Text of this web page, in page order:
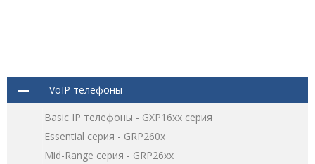
VoIP телефоны
Basic IP телефоны - GXP16хх серия
Essential серия - GRP260x
Mid-Range серия - GRP26xx